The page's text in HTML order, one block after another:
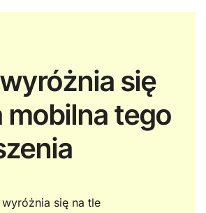
się
mobilna tego
się na tle